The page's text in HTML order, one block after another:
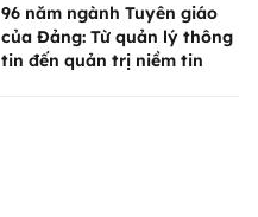
96 năm ngành Tuyên giáo
của Đảng: Từ quản lý thông
tin đến quản trị niềm tin